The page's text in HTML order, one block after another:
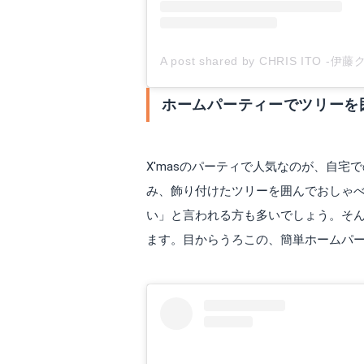
A post shared by CHRIS ITO -伊藤
ホームパーティーでツリーを
X'masのパーティで人気なのが、自宅
み、飾り付けたツリーを囲んでおしゃ
い」と言われる方も多いでしょう。そ
ます。目からうろこの、簡単ホームパ